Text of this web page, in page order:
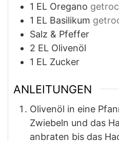
1 EL Oregano
1 EL Basilikum
Salz & Pfeffer
2 EL Olivenöl
1 EL Zucker
ANLEITUNGEN
Olivenöl in eine
Zwiebeln und das
anbraten bis das